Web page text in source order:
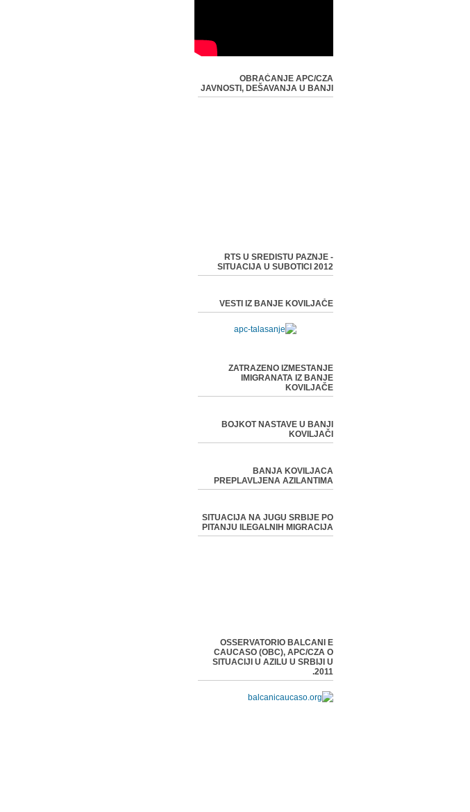
OBRAĆANJE APC/CZA
JAVNOSTI, DEŠAVANJA U BANJI
RTS U SREDISTU PAZNJE -
SITUACIJA U SUBOTICI 2012
VESTI IZ BANJE KOVILJAČE
ZATRAZENO IZMESTANJE
IMIGRANATA IZ BANJE
KOVILJAČE
BOJKOT NASTAVE U BANJI
KOVILJAČI
BANJA KOVILJACA
PREPLAVLJENA AZILANTIMA
SITUACIJA NA JUGU SRBIJE PO
PITANJU ILEGALNIH MIGRACIJA
OSSERVATORIO BALCANI E
CAUCASO (OBC), APC/CZA O
SITUACIJI U AZILU U SRBIJI U
2011.